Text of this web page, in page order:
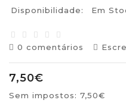
Disponibilidade:
Em
0 comentários
7,50€
Sem impostos: 7,50€